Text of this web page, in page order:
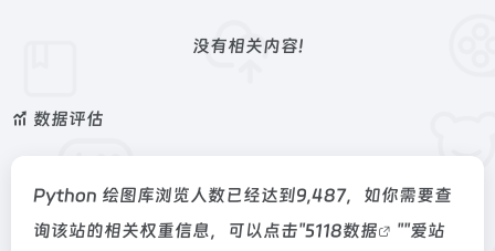
没有相关内容!
数据评估
Python 绘图库浏览人数已经达到9,487，如你需要查
询该站的相关权重信息，可以点击"5118数据 ""爱站